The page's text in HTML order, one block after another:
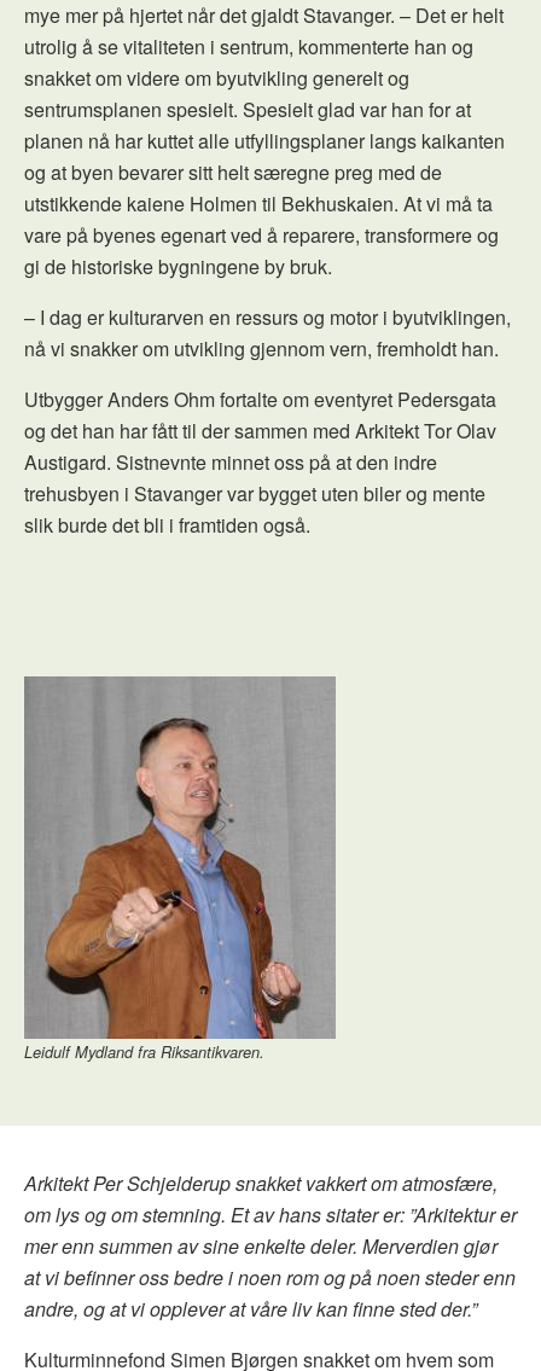
mye mer på hjertet når det gjaldt Stavanger. – Det er helt
utrolig å se vitaliteten i sentrum, kommenterte han og
snakket om videre om byutvikling generelt og
sentrumsplanen spesielt. Spesielt glad var han for at
planen nå har kuttet alle utfyllingsplaner langs kaikanten
og at byen bevarer sitt helt særegne preg med de
utstikkende kaiene Holmen til Bekhuskaien. At vi må ta
vare på byenes egenart ved å reparere, transformere og
gi de historiske bygningene by bruk.
– I dag er kulturarven en ressurs og motor i byutviklingen,
nå vi snakker om utvikling gjennom vern, fremholdt han.
Utbygger Anders Ohm fortalte om eventyret Pedersgata
og det han har fått til der sammen med Arkitekt Tor Olav
Austigard. Sistnevnte minnet oss på at den indre
trehusbyen i Stavanger var bygget uten biler og mente
slik burde det bli i framtiden også.
Leidulf Mydland fra Riksantikvaren.
Arkitekt Per Schjelderup snakket vakkert om atmosfære,
om lys og om stemning. Et av hans sitater er: ”Arkitektur er
mer enn summen av sine enkelte deler. Merverdien gjør
at vi befinner oss bedre i noen rom og på noen steder enn
andre, og at vi opplever at våre liv kan finne sted der.”
Kulturminnefond Simen Bjørgen snakket om hvem som